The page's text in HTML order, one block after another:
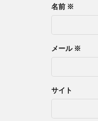
名前 ※
メール ※
サイト